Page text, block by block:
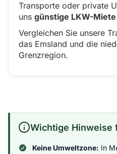
Transporte oder private
uns günstige LKW-
Vergleichen Sie unsere
das Emsland und die
Grenzregion.
Wichtige Hinweise
Keine Umweltzone: In